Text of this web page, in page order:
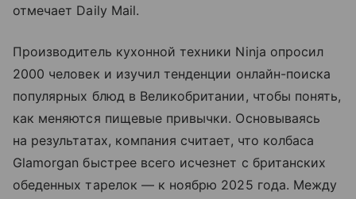
отмечает Daily Mail.
Производитель кухонной техники Ninja опросил
2000 человек и изучил тенденции онлайн-поиска
популярных блюд в Великобритании, чтобы понять,
как меняются пищевые привычки. Основываясь
на результатах, компания считает, что колбаса
Glamorgan быстрее всего исчезнет с британских
обеденных тарелок — к ноябрю 2025 года. Между